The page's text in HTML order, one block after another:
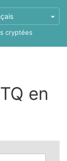
cryptées
en